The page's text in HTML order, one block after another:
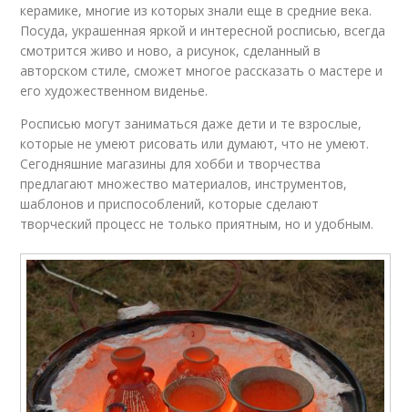
керамике, многие из которых знали еще в средние века.
Посуда, украшенная яркой и интересной росписью, всегда
смотрится живо и ново, а рисунок, сделанный в
авторском стиле, сможет многое рассказать о мастере и
его художественном виденье.
Росписью могут заниматься даже дети и те взрослые,
которые не умеют рисовать или думают, что не умеют.
Сегодняшние магазины для хобби и творчества
предлагают множество материалов, инструментов,
шаблонов и приспособлений, которые сделают
творческий процесс не только приятным, но и удобным.